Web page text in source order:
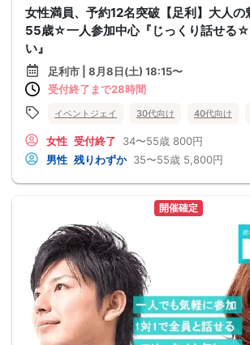
女性満員、予約12名突破【足利】大人の
55歳☆一人参加中心『じっくり話せる
い』
足利市 | 8月8日(土) 18:15〜
受付終了まで28時間
イベントジェイ 30代向け 40代向け
女性 受付終了 34〜55歳 800円
男性 残りわずか 35〜55歳 5,800円
開催確定